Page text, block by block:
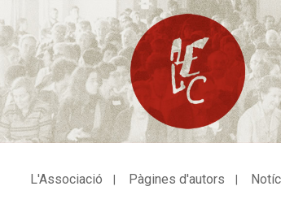
L'Associació Pàgines d'autors